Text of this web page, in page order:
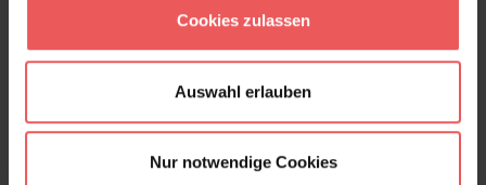
Cookies zulassen
Auswahl erlauben
Nur notwendige Cookies